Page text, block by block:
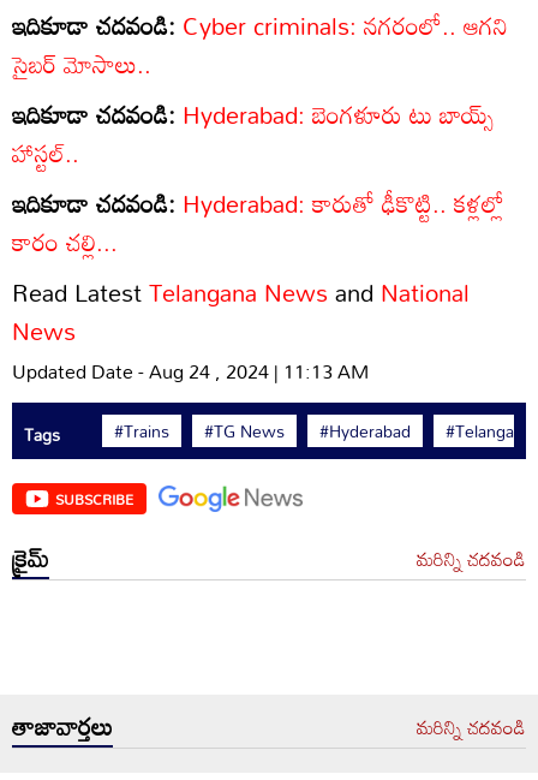
ఇదికూడా చదవండి: Cyber ​​criminals: నగరంలో.. ఆగని
సైబర్‌ మోసాలు..
ఇదికూడా చదవండి: Hyderabad: బెంగళూరు టు బాయ్స్‌
హాస్టల్‌..
ఇదికూడా చదవండి: Hyderabad: కారుతో ఢీకొట్టి.. కళ్లల్లో
కారం చల్లి...
Read LatestTelangana Newsand National
News
Updated Date - Aug 24 , 2024 | 11:13 AM
Tags #Trains #TG News #Hyderabad #Telangana
SUBSCRIBE
క్రైమ్ మరిన్ని చదవండి
తాజావార్తలు మరిన్ని చదవండి